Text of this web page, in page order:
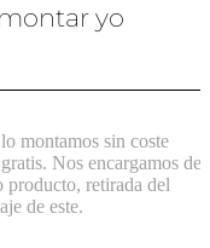
yo
montamos sin coste
Nos encargamos del
producto, retirada del
de este.